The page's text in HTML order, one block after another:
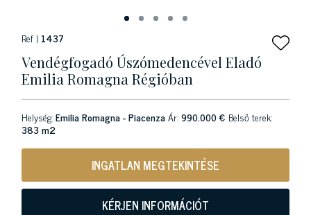
Ref | 1437
Vendégfogadó Úszómedencével Eladó
Emilia Romagna Régióban
Helység:Emilia Romagna - PiacenzaÁr:990.000 € Belső terek:
383 m2
INGATLAN MEGTEKINTÉSE
KÉRJEN INFORMÁCIÓT